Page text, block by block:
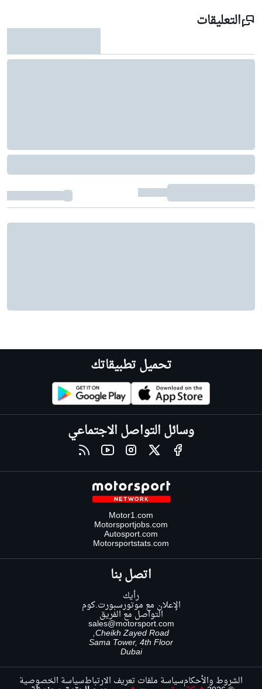
التعليقات
تحميل تطبيقاتك
وسائل التواصل الاجتماعي
Motor1.com
Motorsportjobs.com
Autosport.com
Motorsportstats.com
اتصل بنا
رأيك
الإعلان مع موتورسبورت.كوم
التواصل مع الفريق
sales@motorsport.com
Cheikh Zayed Road,
Sama Tower, 4th Floor
Dubai
الشروط والأحكامسياسة ملفات تعريف الارتباطسياسة الخصوصية